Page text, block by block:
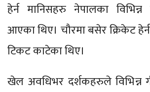
हेर्न मानिसहरु नेपालका
आएका थिए। चौरमा बसेर क्रिकेट
टिकट काटेका थिए।
खेल अवधिभर दर्शकहरुले विभिन्न